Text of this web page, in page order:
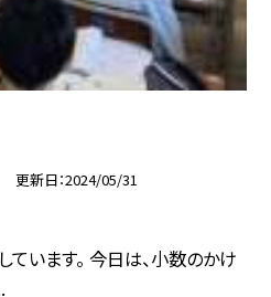
更新日 2024/05/31
います。 今日は、小数のかけ